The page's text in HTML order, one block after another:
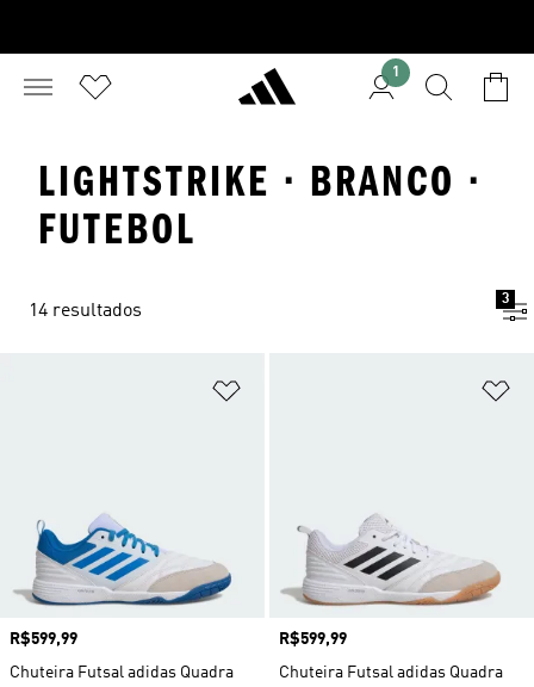
1
LIGHTSTRIKE · BRANCO ·
FUTEBOL
14 resultados
3
Preço
R$599,99
Chuteira Futsal adidas Quadra
Preço
R$599,99
Chuteira Futsal adidas Quadra